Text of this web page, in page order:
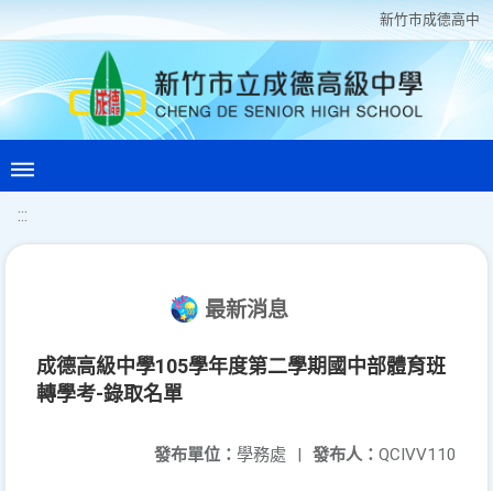
新竹巿成德高中
:::
最新消息
成德高級中學105學年度第二學期國中部體育班
轉學考-錄取名單
發布人： QCIVV110
發布單位： 學務處 |